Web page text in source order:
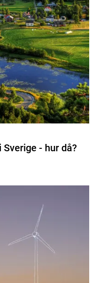
- hur då?